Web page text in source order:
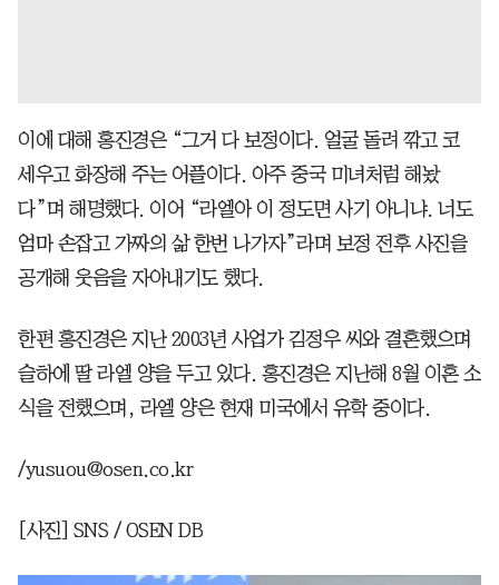
이에 대해 홍진경은 “그거 다 보정이다. 얼굴 돌려 깎고 코
세우고 화장해 주는 어플이다. 아주 중국 미녀처럼 해놨
다”며 해명했다. 이어 “라엘아 이 정도면 사기 아니냐. 너도
엄마 손잡고 가짜의 삶 한번 나가자”라며 보정 전후 사진을
공개해 웃음을 자아내기도 했다.
한편 홍진경은 지난 2003년 사업가 김정우 씨와 결혼했으며
슬하에 딸 라엘 양을 두고 있다. 홍진경은 지난해 8월 이혼 소
식을 전했으며, 라엘 양은 현재 미국에서 유학 중이다.
/yusuou@osen.co.kr
[사진] SNS / OSEN DB